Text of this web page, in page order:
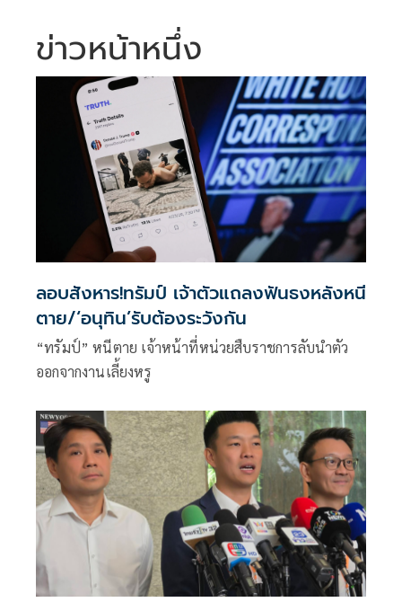
ข่าวหน้าหนึ่ง
ลอบสังหาร!ทรัมป์ เจ้าตัวแถลงฟันธงหลังหนี
ตาย/‘อนุทิน’รับต้องระวังกัน
“ทรัมป์” หนีตาย เจ้าหน้าที่หน่วยสืบราชการลับนำตัว
ออกจากงานเลี้ยงหรู